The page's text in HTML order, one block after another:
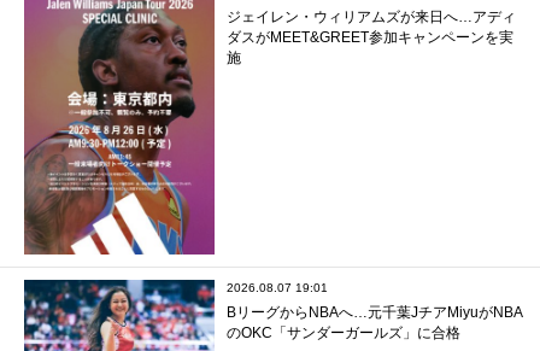
ジェイレン・ウィリアムズが来日へ…アディ
ダスがMEET&GREET参加キャンペーンを実
施
2026.08.07 19:01
BリーグからNBAへ…元千葉JチアMiyuがNBA
のOKC「サンダーガールズ」に合格